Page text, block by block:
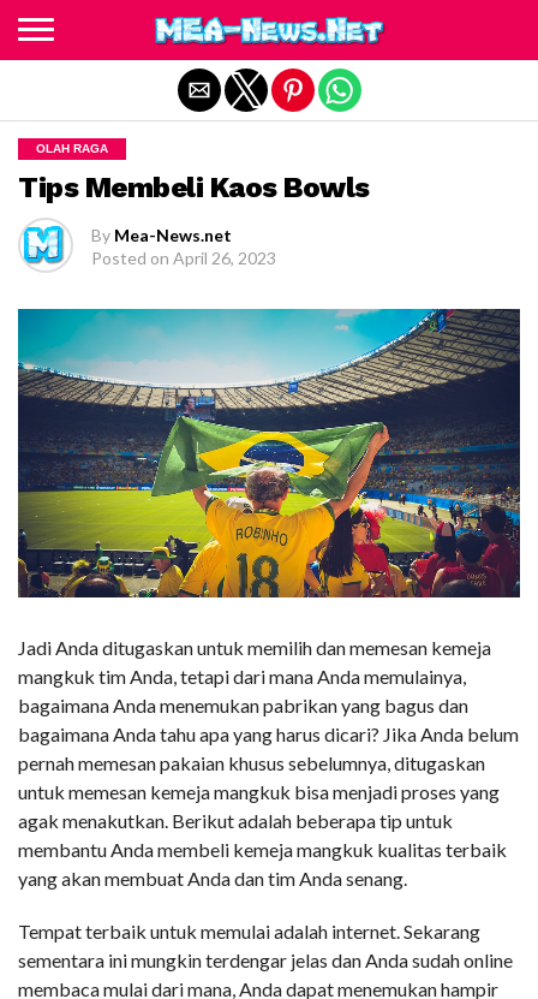
OLAH RAGA
Tips Membeli Kaos Bowls
By Mea-News.net
Posted on April 26, 2023
Jadi Anda ditugaskan untuk memilih dan memesan kemeja
mangkuk tim Anda, tetapi dari mana Anda memulainya,
bagaimana Anda menemukan pabrikan yang bagus dan
bagaimana Anda tahu apa yang harus dicari? Jika Anda belum
pernah memesan pakaian khusus sebelumnya, ditugaskan
untuk memesan kemeja mangkuk bisa menjadi proses yang
agak menakutkan. Berikut adalah beberapa tip untuk
membantu Anda membeli kemeja mangkuk kualitas terbaik
yang akan membuat Anda dan tim Anda senang.
Tempat terbaik untuk memulai adalah internet. Sekarang
sementara ini mungkin terdengar jelas dan Anda sudah online
membaca mulai dari mana, Anda dapat menemukan hampir
Exit mobile version